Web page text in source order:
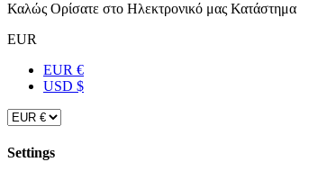
Καλώς Ορίσατε στο Ηλεκτρονικό μας Κατάστημα
EUR
EUR €
USD $
Settings